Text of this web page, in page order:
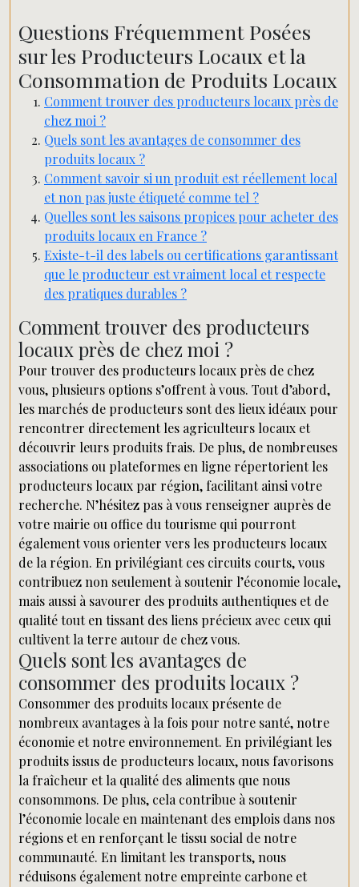
Questions Fréquemment Posées
sur les Producteurs Locaux et la
Consommation de Produits Locaux
Comment trouver des producteurs locaux près de
chez moi ?
Quels sont les avantages de consommer des
produits locaux ?
Comment savoir si un produit est réellement local
et non pas juste étiqueté comme tel ?
Quelles sont les saisons propices pour acheter des
produits locaux en France ?
Existe-t-il des labels ou certifications garantissant
que le producteur est vraiment local et respecte
des pratiques durables ?
Comment trouver des producteurs
locaux près de chez moi ?
Pour trouver des producteurs locaux près de chez
vous, plusieurs options s’offrent à vous. Tout d’abord,
les marchés de producteurs sont des lieux idéaux pour
rencontrer directement les agriculteurs locaux et
découvrir leurs produits frais. De plus, de nombreuses
associations ou plateformes en ligne répertorient les
producteurs locaux par région, facilitant ainsi votre
recherche. N’hésitez pas à vous renseigner auprès de
votre mairie ou office du tourisme qui pourront
également vous orienter vers les producteurs locaux
de la région. En privilégiant ces circuits courts, vous
contribuez non seulement à soutenir l’économie locale,
mais aussi à savourer des produits authentiques et de
qualité tout en tissant des liens précieux avec ceux qui
cultivent la terre autour de chez vous.
Quels sont les avantages de
consommer des produits locaux ?
Consommer des produits locaux présente de
nombreux avantages à la fois pour notre santé, notre
économie et notre environnement. En privilégiant les
produits issus de producteurs locaux, nous favorisons
la fraîcheur et la qualité des aliments que nous
consommons. De plus, cela contribue à soutenir
l’économie locale en maintenant des emplois dans nos
régions et en renforçant le tissu social de notre
communauté. En limitant les transports, nous
réduisons également notre empreinte carbone et